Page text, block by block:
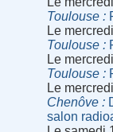
Toulouse
Le
Toulouse
Le
Toulouse
Le
Chenôve
salon